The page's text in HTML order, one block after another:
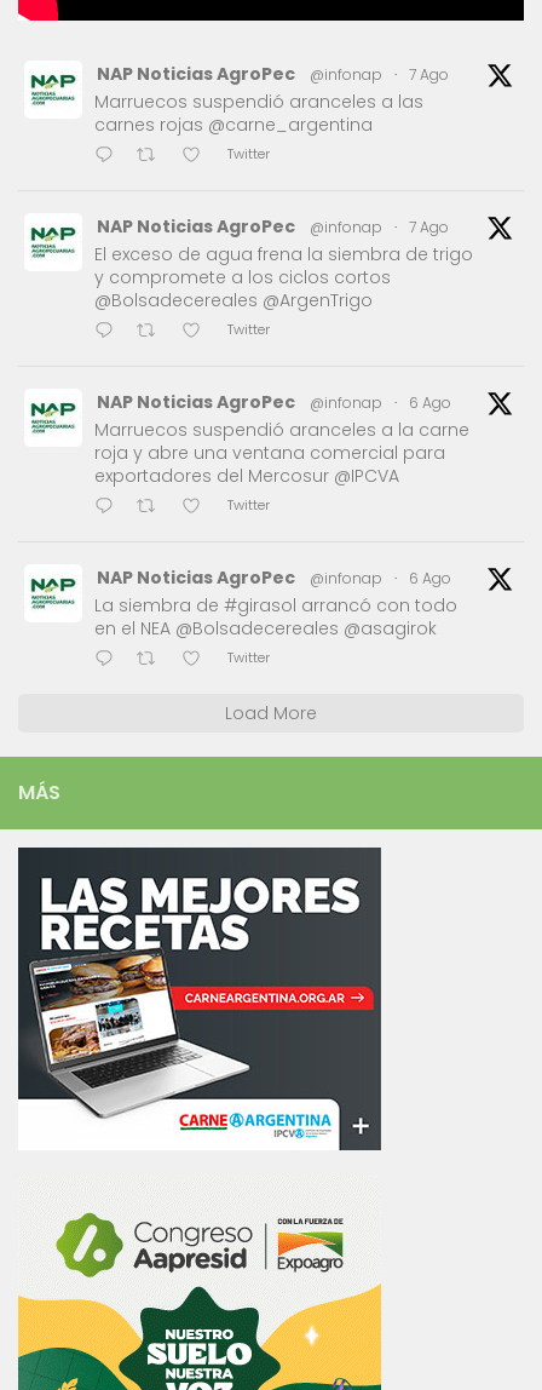
NAP Noticias AgroPec @infonap · 7 Ago
Marruecos suspendió aranceles a las
carnes rojas @carne_argentina
Twitter
NAP Noticias AgroPec @infonap · 7 Ago
El exceso de agua frena la siembra de trigo
y compromete a los ciclos cortos
@Bolsadecereales @ArgenTrigo
Twitter
NAP Noticias AgroPec @infonap · 6 Ago
Marruecos suspendió aranceles a la carne
roja y abre una ventana comercial para
exportadores del Mercosur @IPCVA
Twitter
NAP Noticias AgroPec @infonap · 6 Ago
La siembra de #girasol arrancó con todo
en el NEA @Bolsadecereales @asagirok
Twitter
Load More
MÁS